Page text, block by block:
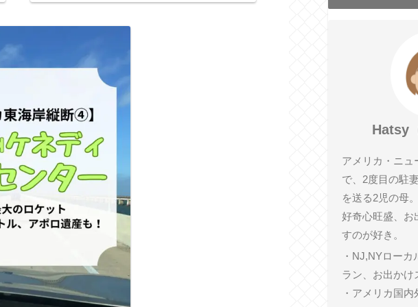
Hatsy
アメリカ・ニュ
で、2度目の駐
を送る2児の母。
好奇心旺盛、お
すのが好き。
・NJ,NYローカ
ラン、お出かけ
・アメリカ国内